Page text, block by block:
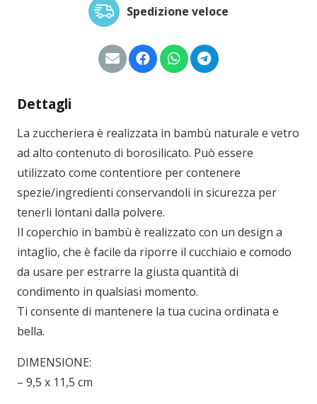
Spedizione veloce
Dettagli
La zuccheriera è realizzata in bambù naturale e vetro
ad alto contenuto di borosilicato. Può essere
utilizzato come contentiore per contenere
spezie/ingredienti conservandoli in sicurezza per
tenerli lontani dalla polvere.
Il coperchio in bambù è realizzato con un design a
intaglio, che è facile da riporre il cucchiaio e comodo
da usare per estrarre la giusta quantità di
condimento in qualsiasi momento.
Ti consente di mantenere la tua cucina ordinata e
bella.
DIMENSIONE:
– 9,5 x 11,5 cm